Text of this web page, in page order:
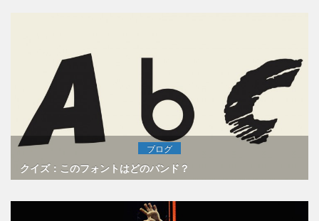
ブログ
クイズ：このフォントはどのバンド？